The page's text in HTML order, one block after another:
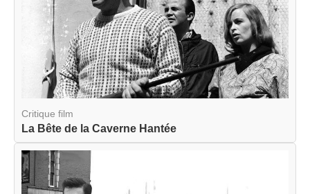
Critique film
La Bête de la Caverne Hantée